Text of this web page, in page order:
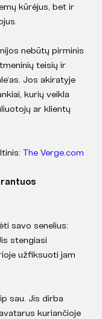
kūrėjus, bet ir
nebūtų pirminis
teisių ir
Jos akiratyje
kurių veikla
ar klientų
The Verge.com
savo senelius:
stengiasi
užfiksuoti jam
sau. Jis dirba
kuriančioje